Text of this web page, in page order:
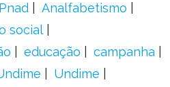
Pnad
Analfabetismo
social
educação
campanha
Undime